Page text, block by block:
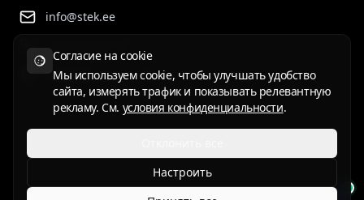
info@stek.ee
+372 555 81 911
Rehepapi tee 4, Tartu
Условия использованияПолитика конфиденциальности
ET EN RU LV LT
Согласие на cookie
Мы используем cookie, чтобы улучшать удобство
сайта, измерять трафик и показывать релевантную
рекламу. См. условия конфиденциальности.
Настроить